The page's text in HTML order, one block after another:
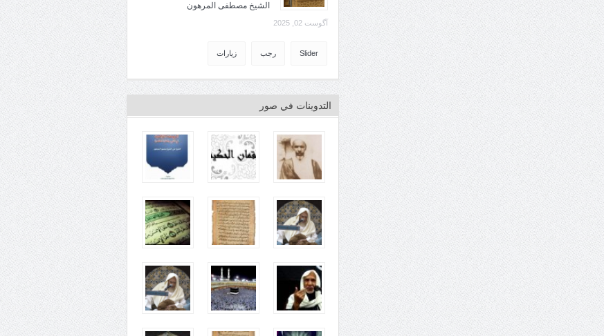
الشيخ مصطفى المرهون
آگوست 02, 2025
Slider رجب زيارات
التدوينات في صور